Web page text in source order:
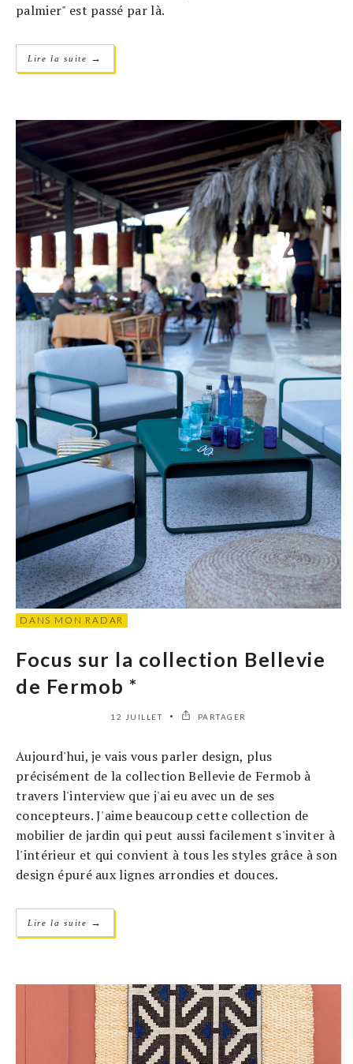
palmier" est passé par là.
Lire la suite →
DANS MON RADAR
Focus sur la collection Bellevie
de Fermob *
12 JUILLET PARTAGER
Aujourd'hui, je vais vous parler design, plus
précisément de la collection Bellevie de Fermob à
travers l'interview que j'ai eu avec un de ses
concepteurs. J'aime beaucoup cette collection de
mobilier de jardin qui peut aussi facilement s'inviter à
l'intérieur et qui convient à tous les styles grâce à son
design épuré aux lignes arrondies et douces.
Lire la suite →